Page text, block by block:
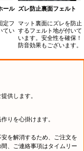
ール
定フ
てい
ズレ防止裏面フェルト
マット裏面にズレを防止
するフェルト地が付いて
います。安全性を確保！
防音効果もございます。
供します。
りを心掛けます。
を解消するため、ご注文を
、ご連絡事項はタイムリー